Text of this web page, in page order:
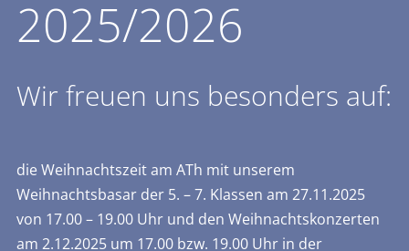
2025/2026
Wir freuen uns besonders auf:
die Weihnachtszeit am ATh mit unserem
Weihnachtsbasar der 5. – 7. Klassen am 27.11.2025
von 17.00 – 19.00 Uhr und den Weihnachtskonzerten
am 2.12.2025 um 17.00 bzw. 19.00 Uhr in der